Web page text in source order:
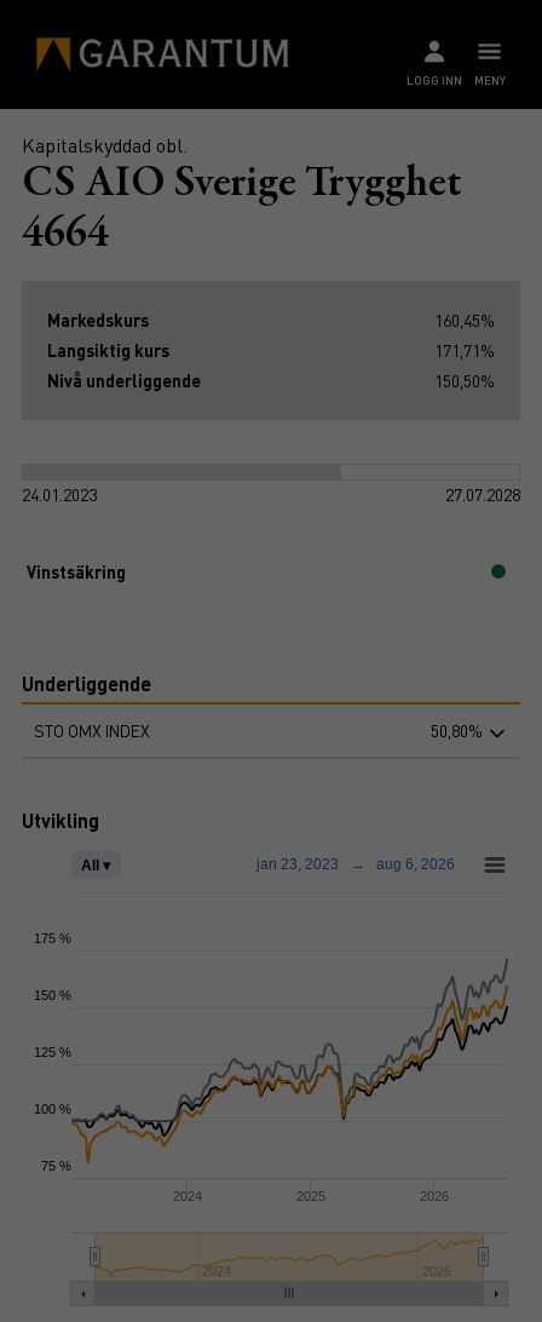
MENY
LOGG INN
Kapitalskyddad obl.
CS AIO Sverige Trygghet
4664
Markedskurs
160,45%
Langsiktig kurs
171,71%
Nivå underliggende
150,50%
24.01.2023 27.07.2028
Vinstsäkring
Underliggende
STO OMX INDEX 50,80%
Utvikling
2024 2025 2026
2024 2026
All ▾ jan 23, 2023 → aug 6, 2026
75 %
100 %
125 %
150 %
175 %